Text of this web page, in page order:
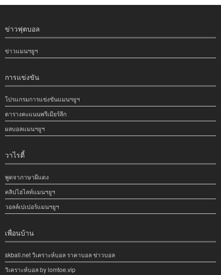
ข่าวฟุตบอล
ข่าวแมนฯยูฯ
การแข่งขัน
โปรแกรมการแข่งขันแมนฯยูฯ
ตารางคะแนนพรีเมียร์ลีก
ผลบอลแมนฯยูฯ
วาไรตี้
พูดจาภาษาผีแดง
คลิปไฮไลท์แมนฯยูฯ
วอลล์เปเปอร์แมนฯยูฯ
เพื่อนบ้าน
skball.net วิเคราะห์บอล ราคาบอล ข่าวบอล
วิเคราะห์บอล by lomtoe.vip